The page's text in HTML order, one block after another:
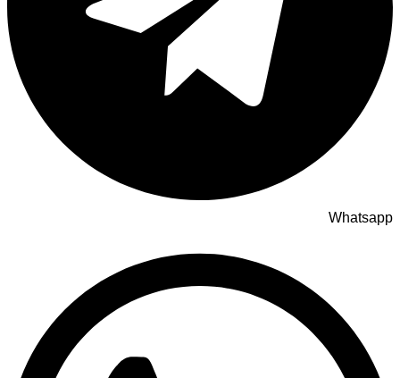
Whatsapp